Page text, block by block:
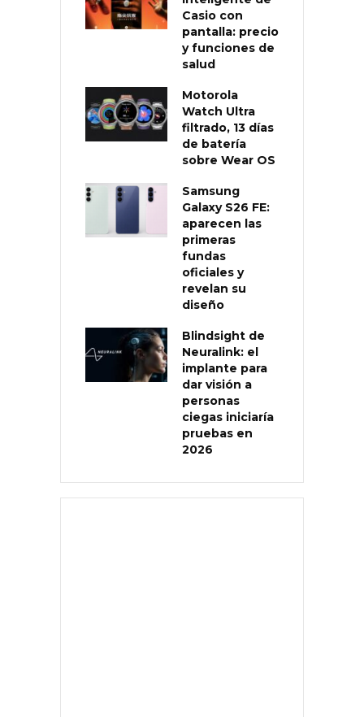
Casio con
pantalla: precio
y funciones de
salud
Motorola
Watch Ultra
filtrado, 13 días
de batería
sobre Wear OS
Samsung
Galaxy S26 FE:
aparecen las
primeras
fundas
oficiales y
revelan su
diseño
Blindsight de
Neuralink: el
implante para
dar visión a
personas
ciegas iniciaría
pruebas en
2026